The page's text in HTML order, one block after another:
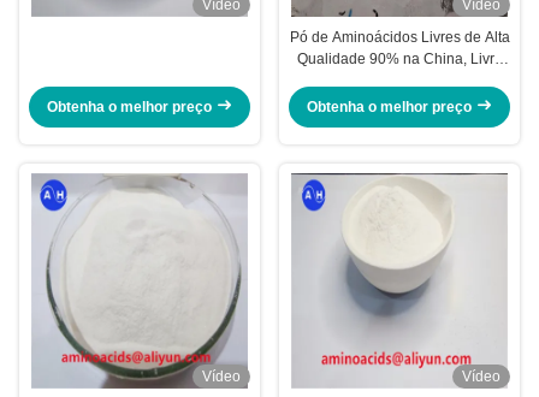
Vídeo
Obtenha o melhor preço
Vídeo
Pó de Aminoácidos Livres de Alta
Qualidade 90% na China, Livre
Obtenha o melhor preço
Vídeo Vídeo